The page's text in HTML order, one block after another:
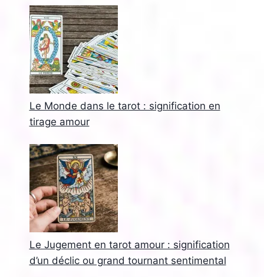
Le Monde dans le tarot : signification en
tirage amour
Le Jugement en tarot amour : signification
d’un déclic ou grand tournant sentimental